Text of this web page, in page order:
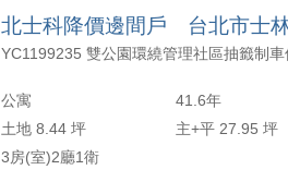
北士科降價邊間戶 台北市士
公寓 41.6年
土地 8.44 坪
主+平 27.95 坪
3房(室)2廳1衛